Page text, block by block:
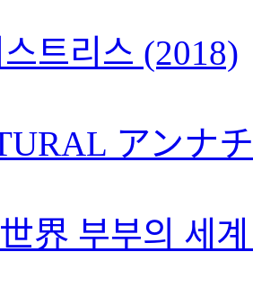
트리스 (2018)
アンナ
界 부부의 세